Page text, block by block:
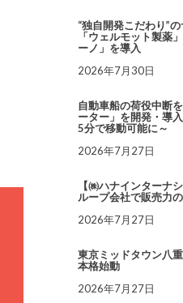
“独自開発こだわり”
「ウェルモット製薬
ーノ」を導入
2026年7月30日
自動車船の荷役中断
ーター」を開発・導
5分で移動可能に～
2026年7月27日
【㈱ハナインターナ
ループ会社で販売力
2026年7月27日
東京ミッドタウン八
本格始動
2026年7月27日